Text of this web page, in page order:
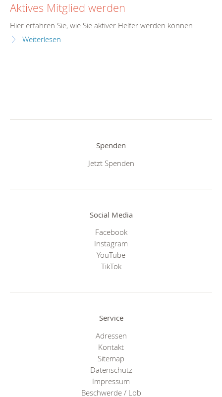
Aktives Mitglied werden
Hier erfahren Sie, wie Sie aktiver Helfer werden können
Weiterlesen
Spenden
Jetzt Spenden
Social Media
Facebook
Instagram
YouTube
TikTok
Service
Adressen
Kontakt
Sitemap
Datenschutz
Impressum
Beschwerde / Lob